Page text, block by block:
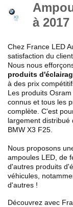
à 2017
Chez France LED
satisfaction du
Nous nous
produits
à des prix
Les produits
connus et tous les
complète. C'est
largement distribué
BMW X3 F25
Nous proposons
ampoules LED, de
d'autres produits
véhicules,
d'autres !
Découvrez avec